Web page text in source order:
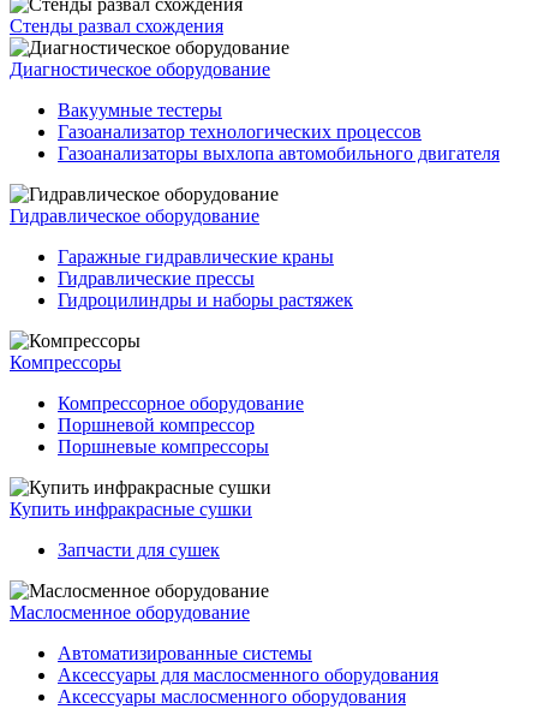
Стенды развал схождения
Диагностическое оборудование
Вакуумные тестеры
Газоанализатор технологических процессов
Газоанализаторы выхлопа автомобильного двигателя
Гидравлическое оборудование
Гаражные гидравлические краны
Гидравлические прессы
Гидроцилиндры и наборы растяжек
Компрессоры
Компрессорное оборудование
Поршневой компрессор
Поршневые компрессоры
Купить инфракрасные сушки
Запчасти для сушек
Маслосменное оборудование
Автоматизированные системы
Аксессуары для маслосменного оборудования
Аксессуары маслосменного оборудования